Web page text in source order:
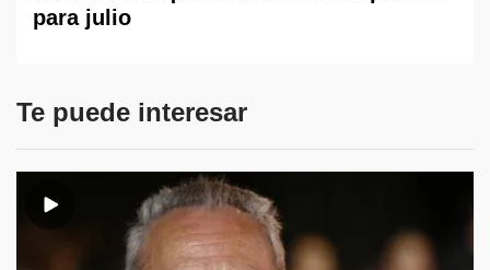
para julio
Te puede interesar